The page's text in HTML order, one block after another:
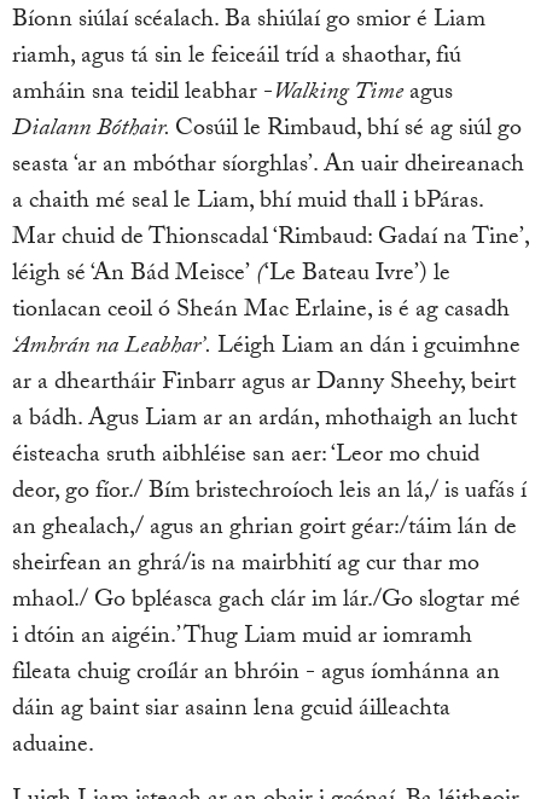
Bíonn siúlaí scéalach. Ba shiúlaí go smior é Liam
riamh, agus tá sin le feiceáil tríd a shaothar, fiú
amháin sna teidil leabhar -Walking Timeagus
Dialann Bóthair. Cosúil le Rimbaud, bhí sé ag siúl go
seasta ‘ar an mbóthar síorghlas’. An uair dheireanach
a chaith mé seal le Liam, bhí muid thall i bPáras.
Mar chuid de Thionscadal ‘Rimbaud: Gadaí na Tine’,
léigh sé ‘An Bád Meisce’(‘Le Bateau Ivre’) le
tionlacan ceoil ó Sheán Mac Erlaine, is é ag casadh
‘Amhrán na Leabhar’. Léigh Liam an dán i gcuimhne
ar a dheartháir Finbarr agus ar Danny Sheehy, beirt
a bádh. Agus Liam ar an ardán, mhothaigh an lucht
éisteacha sruth aibhléise san aer: ‘Leor mo chuid
deor, go fíor./ Bím bristechroíoch leis an lá,/ is uafás í
an ghealach,/ agus an ghrian goirt géar:/táim lán de
sheirfean an ghrá/is na mairbhití ag cur thar mo
mhaol./ Go bpléasca gach clár im lár./Go slogtar mé
i dtóin an aigéin.’ Thug Liam muid ar iomramh
fileata chuig croílár an bhróin - agus íomhánna an
dáin ag baint siar asainn lena gcuid áilleachta
aduaine.